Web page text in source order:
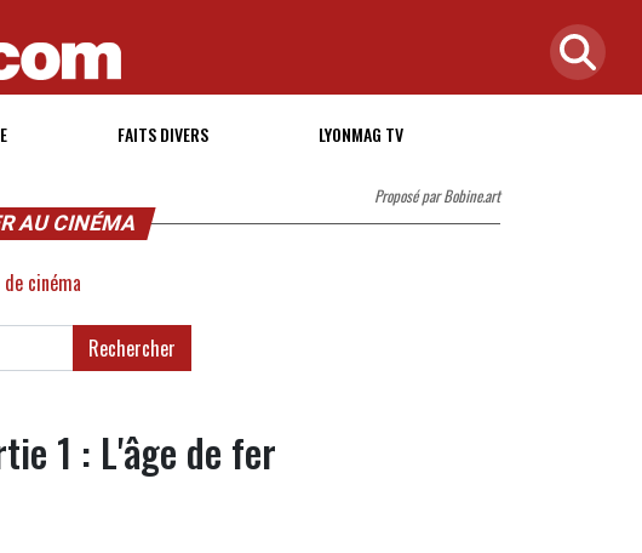
FAITS DIVERS LYONMAG TV
Proposé par Bobine.art
AU CINÉMA
cinéma
Rechercher
1 : L'âge de fer